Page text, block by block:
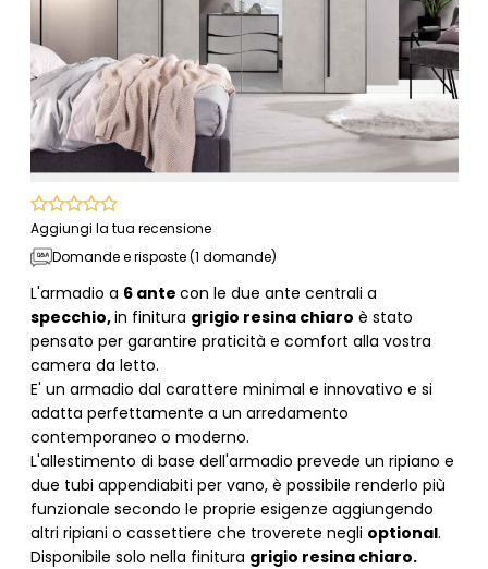
Aggiungi la tua recensione
Domande e risposte (1 domande)
L'armadio a 6 ante con le due ante centrali a
specchio,in finitura grigio resina chiaro è stato
pensato per garantire praticità e comfort alla vostra
camera da letto.
E' un armadio dal carattere minimal e innovativo e si
adatta perfettamente a un arredamento
contemporaneo o moderno.
L'allestimento di base dell'armadio prevede un ripiano e
due tubi appendiabiti per vano, è possibile renderlo più
funzionale secondo le proprie esigenze aggiungendo
altri ripiani o cassettiere che troverete negli optional.
Disponibile solo nella finitura grigio resina chiaro.